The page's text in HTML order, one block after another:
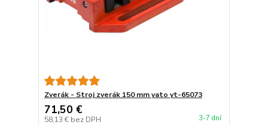
Zverák - Stroj zverák 150 mm yato yt-65073
71,50 €
58,13 € bez DPH 3-7 dní